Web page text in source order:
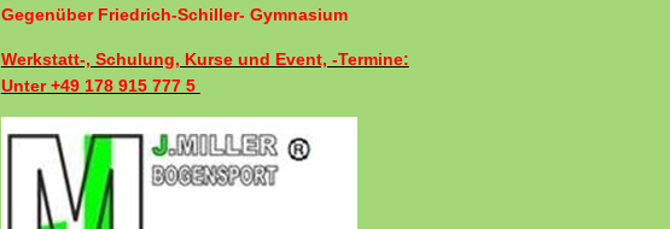
Gegenüber Friedrich-Schiller- Gymnasium
Werkstatt-, Schulung, Kurse und Event, -Termine:
Unter +49 178 915 777 5